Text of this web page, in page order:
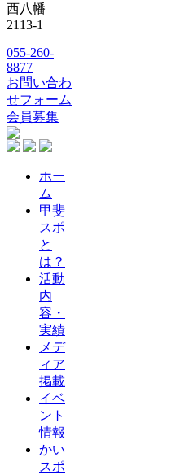
西八幡
2113-1
055-260-
8877
お問い合わ
せフォーム
会員募集
ホー
ム
甲斐
スポ
と
は？
活動
内
容・
実績
メデ
ィア
掲載
イベ
ント
情報
かい
スポ